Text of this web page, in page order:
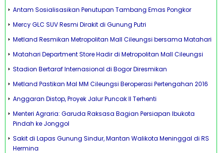
Antam Sosialisasikan Penutupan Tambang Emas Pongkor
Mercy GLC SUV Resmi Dirakit di Gunung Putri
Metland Resmikan Metropolitan Mall Cileungsi bersama Matahari
Matahari Department Store Hadir di Metropolitan Mall Cileungsi
Stadion Bertaraf Internasional di Bogor Diresmikan
Metland Pastikan Mal MM Cileungsi Beroperasi Pertengahan 2016
Anggaran Distop, Proyek Jalur Puncak II Terhenti
Menteri Agraria: Garuda Raksasa Bagian Persiapan Ibukota
Pindah ke Jonggol
Sakit di Lapas Gunung Sindur, Mantan Walikota Meninggal di RS
Hermina